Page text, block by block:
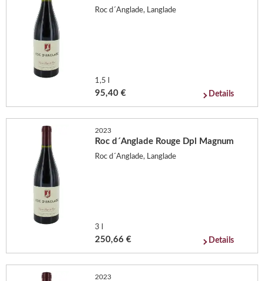
Roc d´Anglade, Langlade
1,5 l
95,40 € Details
2023
Roc d´Anglade Rouge Dpl Magnum
Roc d´Anglade, Langlade
3 l
250,66 € Details
2023